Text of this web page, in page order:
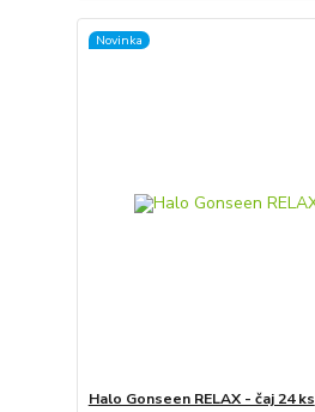
Novinka
Halo Gonseen RELAX - čaj 24 ks